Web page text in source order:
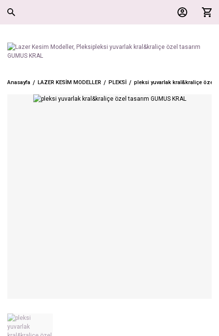
Anasayfa LAZER KESİM MODELLER PLEKSİ pleksi yuvarlak kral&kraliçe özel